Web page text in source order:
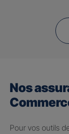
Nos
Pour vos outils